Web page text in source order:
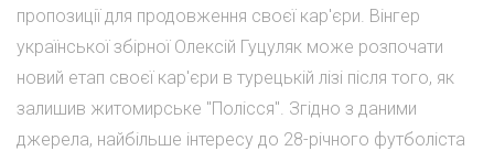
пропозиції для продовження своєї кар'єри. Вінгер
української збірної Олексій Гуцуляк може розпочати
новий етап своєї кар'єри в турецькій лізі після того, як
залишив житомирське "Полісся". Згідно з даними
джерела, найбільше інтересу до 28-річного футболіста